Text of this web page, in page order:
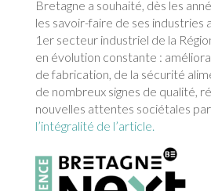
Bretagne a souhaité, dès les
les savoir-faire de ses industries
1er secteur industriel de la
en évolution constante :
de fabrication, de la sécurité
de nombreux signes de qualité,
nouvelles attentes sociétales
l’intégralité de l’article.